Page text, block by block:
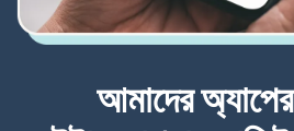
আমাদের অ্যাপের